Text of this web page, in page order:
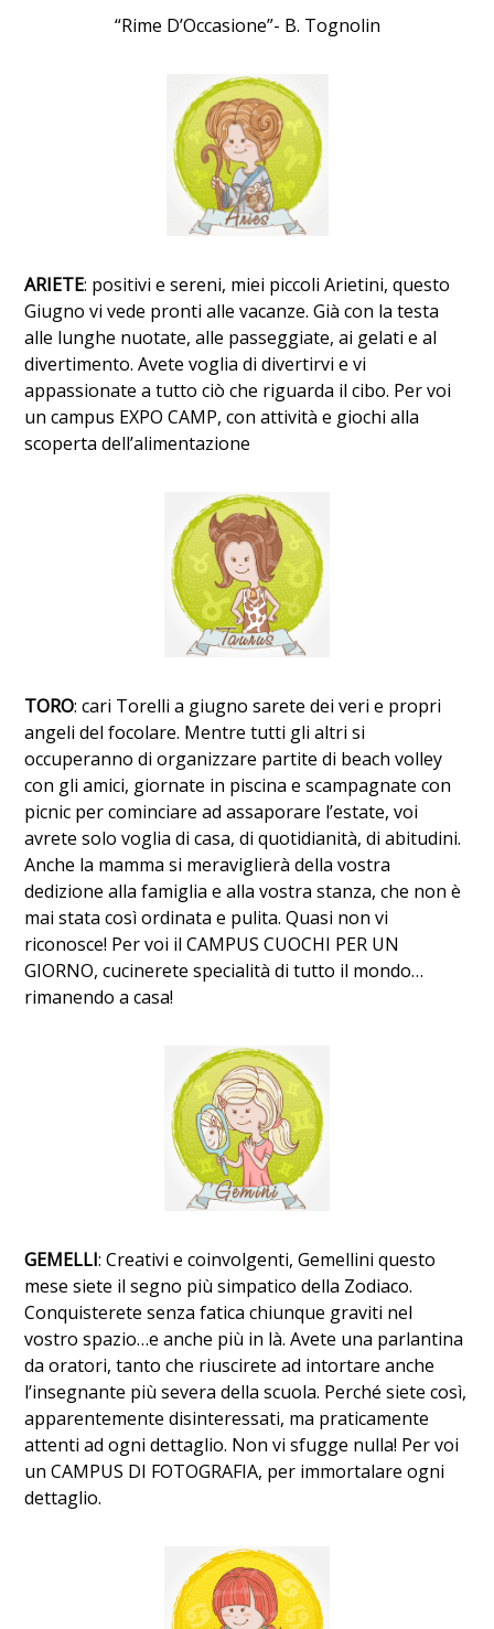
“Rime D’Occasione”- B. Tognolin
ARIETE: positivi e sereni, miei piccoli Arietini, questo
Giugno vi vede pronti alle vacanze. Già con la testa
alle lunghe nuotate, alle passeggiate, ai gelati e al
divertimento. Avete voglia di divertirvi e vi
appassionate a tutto ciò che riguarda il cibo. Per voi
un campus EXPO CAMP, con attività e giochi alla
scoperta dell’alimentazione
TORO: cari Torelli a giugno sarete dei veri e propri
angeli del focolare. Mentre tutti gli altri si
occuperanno di organizzare partite di beach volley
con gli amici, giornate in piscina e scampagnate con
picnic per cominciare ad assaporare l’estate, voi
avrete solo voglia di casa, di quotidianità, di abitudini.
Anche la mamma si meraviglierà della vostra
dedizione alla famiglia e alla vostra stanza, che non è
mai stata così ordinata e pulita. Quasi non vi
riconosce! Per voi il CAMPUS CUOCHI PER UN
GIORNO, cucinerete specialità di tutto il mondo…
rimanendo a casa!
GEMELLI: Creativi e coinvolgenti, Gemellini questo
mese siete il segno più simpatico della Zodiaco.
Conquisterete senza fatica chiunque graviti nel
vostro spazio…e anche più in là. Avete una parlantina
da oratori, tanto che riuscirete ad intortare anche
l’insegnante più severa della scuola. Perché siete così,
apparentemente disinteressati, ma praticamente
attenti ad ogni dettaglio. Non vi sfugge nulla! Per voi
un CAMPUS DI FOTOGRAFIA, per immortalare ogni
dettaglio.